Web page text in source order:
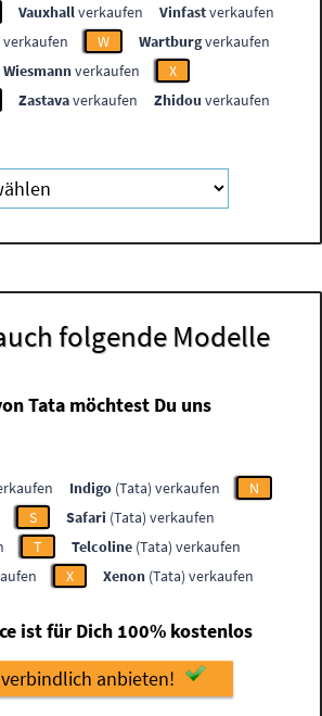
Vauxhallverkaufen Vinfastverkaufen
verkaufen W Wartburgverkaufen
Wiesmannverkaufen
X
Zastavaverkaufen Zhidou verkaufen
folgende Modelle
Tata möchtest Du uns
Indigo (Tata) verkaufen
N
S Safari (Tata) verkaufen
T Telcoline (Tata) verkaufen
X Xenon (Tata) verkaufen
ist für Dich 100% kostenlos
anbieten!